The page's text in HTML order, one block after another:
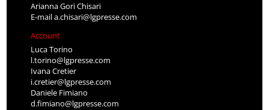
Arianna Gori Chisari
E-maila.chisari@lgpresse.com
Account
Luca Torino
l.torino@lgpresse.com
Ivana Cretier
i.cretier@lgpresse.com
Daniele Fimiano
d.fimiano@lgpresse.com